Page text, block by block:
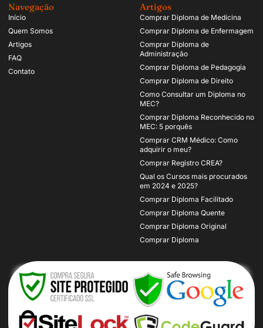
Navegação
Início
Quem Somos
Artigos
FAQ
Contato
Artigos
Comprar Diploma de Medicina
Comprar Diploma de Enfermagem
Comprar Diploma de
Administração
Comprar Diploma de Pedagogia
Comprar Diploma de Direito
Como Consultar um Diploma no
MEC?
Comprar Diploma Reconhecido no
MEC: 5 porquês
Comprar CRM Médico: Como
adquirir o meu?
Comprar Registro CREA?
Qual os Cursos mais procurados
em 2024 e 2025?
Comprar Diploma Facilitado
Comprar Diploma Quente
Comprar Diploma Original
Comprar Diploma